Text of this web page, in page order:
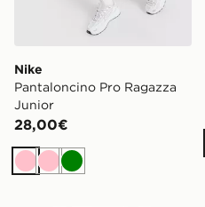
Nike
Pantaloncino Pro Ragazza
Junior
28,00€
RosaRosaVerde